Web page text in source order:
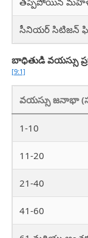
సీనియర్ సిటిజన్
బాధితుడి వయస్సు
[9:1]
వయస్సు జనాభా
1-10
11-20
21-40
41-60